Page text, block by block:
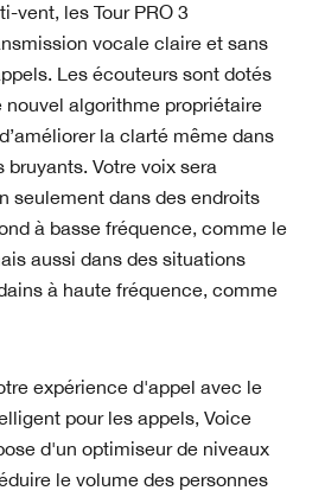
vent, les Tour PRO 3
vocale claire et sans
Les écouteurs sont dotés
nouvel algorithme propriétaire
la clarté même dans
Votre voix sera
seulement dans des endroits
à basse fréquence, comme le
aussi dans des situations
à haute fréquence, comme
expérience d'appel avec le
pour les appels, Voice
d'un optimiseur de niveaux
le volume des personnes